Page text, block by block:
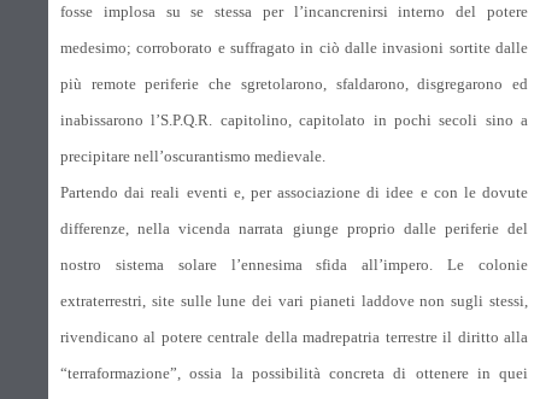
fosse implosa su se stessa per l’incancrenirsi interno del potere
medesimo; corroborato e suffragato in ciò dalle invasioni sortite dalle
più remote periferie che sgretolarono, sfaldarono, disgregarono ed
inabissarono l’S.P.Q.R. capitolino, capitolato in pochi secoli sino a
precipitare nell’oscurantismo medievale.
Partendo dai reali eventi e, per associazione di idee e con le dovute
differenze, nella vicenda narrata giunge proprio dalle periferie del
nostro sistema solare l’ennesima sfida all’impero. Le colonie
extraterrestri, site sulle lune dei vari pianeti laddove non sugli stessi,
rivendicano al potere centrale della madrepatria terrestre il diritto alla
“terraformazione”, ossia la possibilità concreta di ottenere in quei